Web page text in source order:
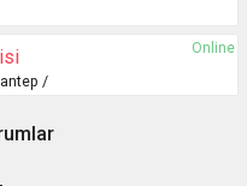
Online
/